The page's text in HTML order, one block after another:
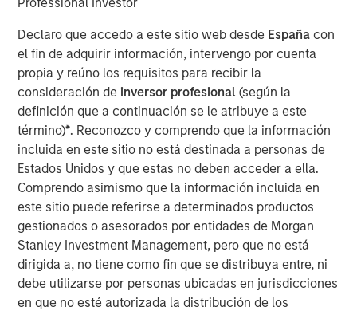
Declaro que accedo a este sitio web desde España con
el fin de adquirir información, intervengo por cuenta
propia y reúno los requisitos para recibir la
consideración de inversor profesional(según la
definición que a continuación se le atribuye a este
término)*. Reconozco y comprendo que la información
incluida en este sitio no está destinada a personas de
Estados Unidos y que estas no deben acceder a ella.
Comprendo asimismo que la información incluida en
este sitio puede referirse a determinados productos
gestionados o asesorados por entidades de Morgan
Stanley Investment Management, pero que no está
dirigida a, no tiene como fin que se distribuya entre, ni
debe utilizarse por personas ubicadas en jurisdicciones
en que no esté autorizada la distribución de los
(“MSPC”) to support the financing of the partnership.
PGIM Private Capital also participated in the financing
transaction.
Led by Dr. Dain B. Brooks, Brooks Eye Associates has
been serving the Plano, Texas market since 2013
providing comprehensive eye care including cataract
surgery, advanced refractive procedures, glaucoma
treatments, and retinal care. Brooks Eye Associates is
also recognized for its philanthropic leadership. Dr.
Brooks has led humanitarian eye care missions in
underserved regions including India, Mexico, and Ecuador,
reflecting the practice’s dedication to global vision care
and aligning with Unifeye Vision Partner’s core values.
Brooks Eye Associates focus and commitment to patient-